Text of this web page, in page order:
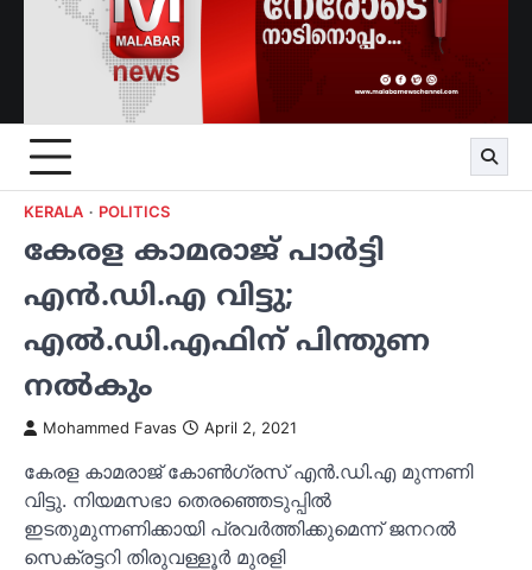
KERALA POLITICS
കേരള കാമരാജ് പാര്‍ട്ടി
എന്‍.ഡി.എ വിട്ടു;
എല്‍.ഡി.എഫിന് പിന്തുണ
നല്‍കും
Mohammed Favas April 2, 2021
കേരള കാമരാജ് കോണ്‍ഗ്രസ് എന്‍.ഡി.എ മുന്നണി
വിട്ടു. നിയമസഭാ തെരഞ്ഞെടുപ്പില്‍
ഇടതുമുന്നണിക്കായി പ്രവര്‍ത്തിക്കുമെന്ന് ജനറല്‍
സെക്രട്ടറി തിരുവള്ളൂര്‍ മുരളി